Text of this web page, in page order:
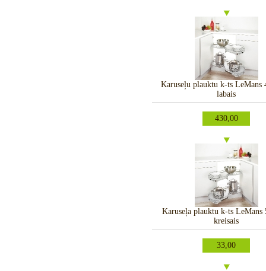
Karuseļu plauktu k-ts LeMans
labais
430,00
Karuseļa plauktu k-ts LeMans
kreisais
33,00